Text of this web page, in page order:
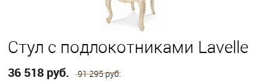
Стул с подлокотниками Lavelle
36 518 руб. 91 295 руб.